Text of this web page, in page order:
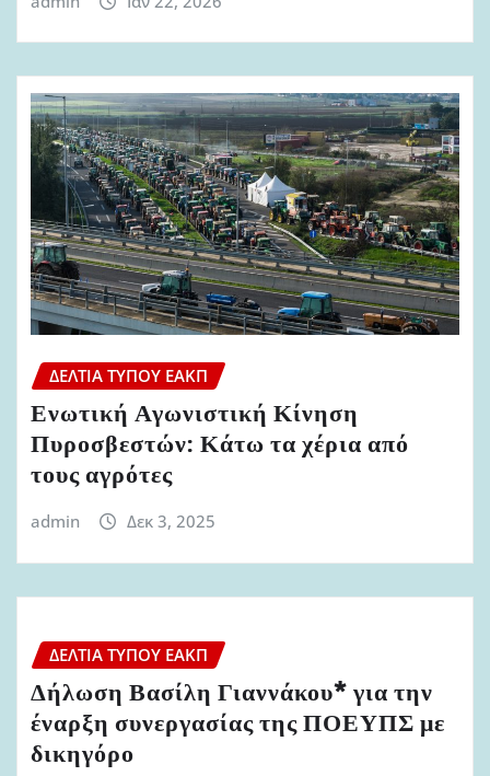
ΔΕΛΤΊΑ ΤΎΠΟΥ ΕΑΚΠ
Ενωτική Αγωνιστική Κίνηση
Πυροσβεστών: Κάτω τα χέρια από
τους αγρότες
admin Δεκ 3, 2025
ΔΕΛΤΊΑ ΤΎΠΟΥ ΕΑΚΠ
Δήλωση Βασίλη Γιαννάκου* για την
έναρξη συνεργασίας της ΠΟΕΥΠΣ με
δικηγόρο